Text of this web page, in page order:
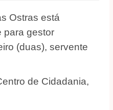
Ostras está
para gestor
(duas), servente
de Cidadania,